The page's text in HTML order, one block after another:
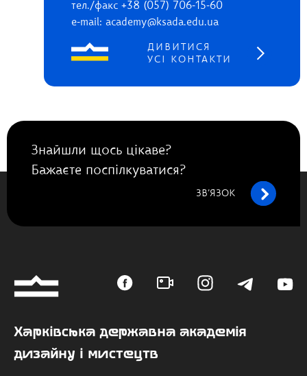
тел./факс +38 (057) 706-15-60
e-mail: academy@ksada.edu.ua
ДИВИТИСЯ
УСІ КОНТАКТИ
Знайшли щось цікаве?
Бажаєте поспілкуватися?
ЗВ’ЯЗОК
Харківська державна академія
дизайну і мистецтв